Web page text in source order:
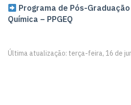
Programa de Pós-
Química – PPGEQ
Última atualização: terça-feira, 16 de